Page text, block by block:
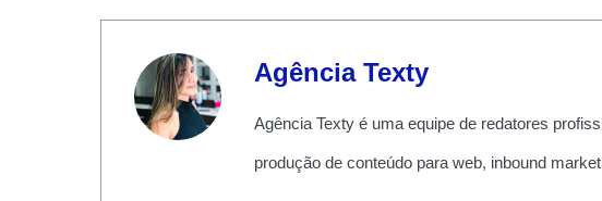
Agência Texty
Agência Texty é uma equipe de redatores
produção de conteúdo para web, inbound